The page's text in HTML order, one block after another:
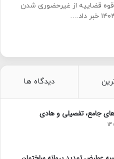
قوه قضاییه از غیرحضوری شدن
دیدگاه ها
جامع، تفصیلی و هادی